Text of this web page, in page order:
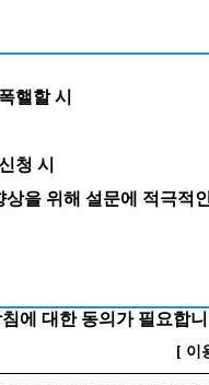
핼할 시
청 시
을 위해 설문에 적극적
에 대한 동의가 필요합
[ 이